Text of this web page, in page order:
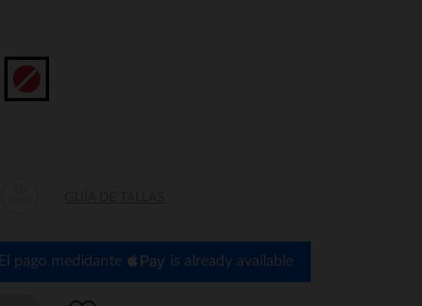
El pago medidante is already available